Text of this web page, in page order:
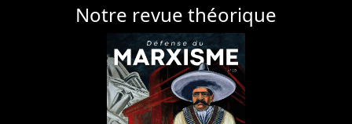
Notre revue théorique